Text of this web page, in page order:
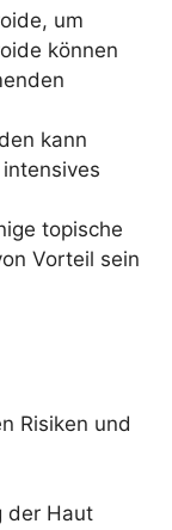
um
können
kann
topische
Vorteil sein
Risiken und
der Haut